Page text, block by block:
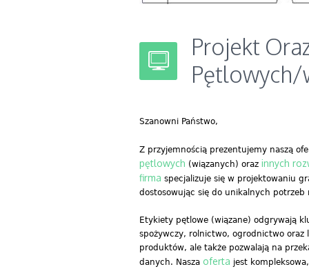
Projekt
Pętlowych/
Szanowni Państwo,
Z przyjemnością prezentujemy naszą
pętlowych (wiązanych) oraz innych
firma specjalizuje się w projektowaniu
dostosowując się do unikalnych potrzeb
Etykiety pętlowe (wiązane) odgrywają
spożywczy, rolnictwo, ogrodnictwo oraz
produktów, ale także pozwalają na
danych. Nasza oferta jest